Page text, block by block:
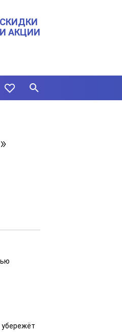
СКИДКИ
И АКЦИИ
убережёт